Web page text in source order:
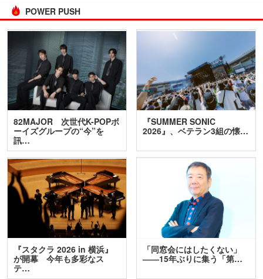
POWER PUSH
82MAJOR 次世代K-POPボ
ーイズグループの“今”を
訊…
『SUMMER SONIC
2026』、ベテラン3組の懐…
『スタクラ 2026 in 横浜』
が開幕 今年も多彩なス
テ…
「同窓会にはしたくない」
――15年ぶりに集う「第…